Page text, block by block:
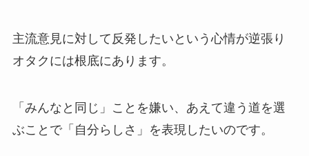
主流意見に対して反発したいという心情が逆張り
オタクには根底にあります。
「みんなと同じ」ことを嫌い、あえて違う道を選
ぶことで「自分らしさ」を表現したいのです。